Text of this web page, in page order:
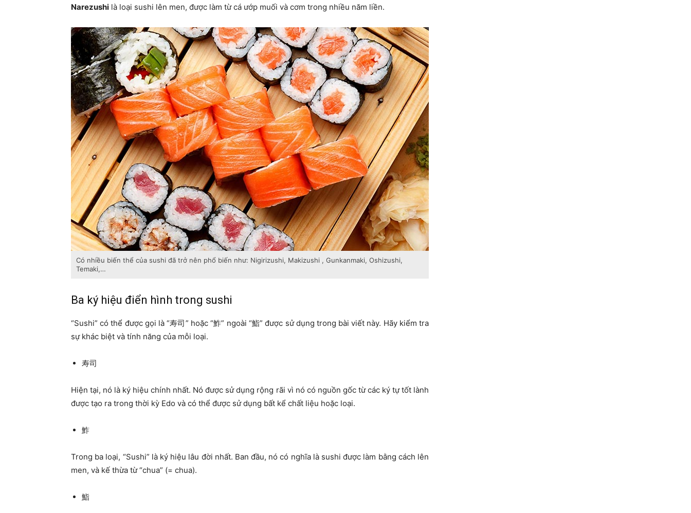
Narezushi là loại sushi lên men, được làm từ cá ướp muối và cơm trong nhiều năm liền.
Có nhiều biến thể của sushi đã trở nên phổ biến như: Nigirizushi, Makizushi , Gunkanmaki, Oshizushi,
Temaki,…
Ba ký hiệu điển hình trong sushi
“Sushi” có thể được gọi là “寿司” hoặc “鮓” ngoài “鮨” được sử dụng trong bài viết này. Hãy kiểm tra
sự khác biệt và tính năng của mỗi loại.
寿司
Hiện tại, nó là ký hiệu chính nhất. Nó được sử dụng rộng rãi vì nó có nguồn gốc từ các ký tự tốt lành
được tạo ra trong thời kỳ Edo và có thể được sử dụng bất kể chất liệu hoặc loại.
鮓
Trong ba loại, “Sushi” là ký hiệu lâu đời nhất. Ban đầu, nó có nghĩa là sushi được làm bằng cách lên
men, và kế thừa từ “chua” (= chua).
鮨